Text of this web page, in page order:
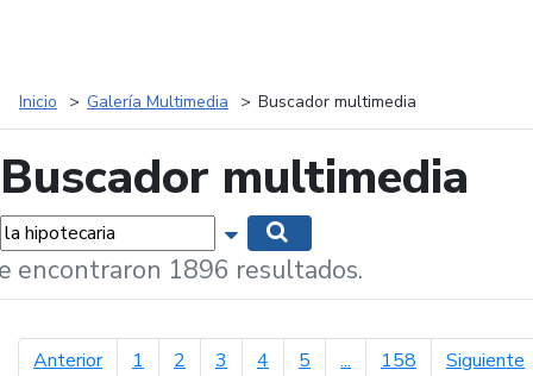
Inicio Galería Multimedia Buscador multimedia
Buscador multimedia
Mostrar opciones de búsqueda
encontraron 1896 resultados.
Anteriorpágina anterior
1 2 3 4 5 ... 158 Siguiente